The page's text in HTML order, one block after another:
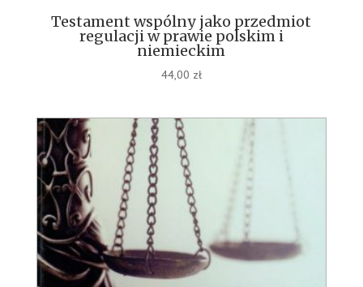
Testament wspólny jako przedmiot
regulacji w prawie polskim i
niemieckim
44,00 zł